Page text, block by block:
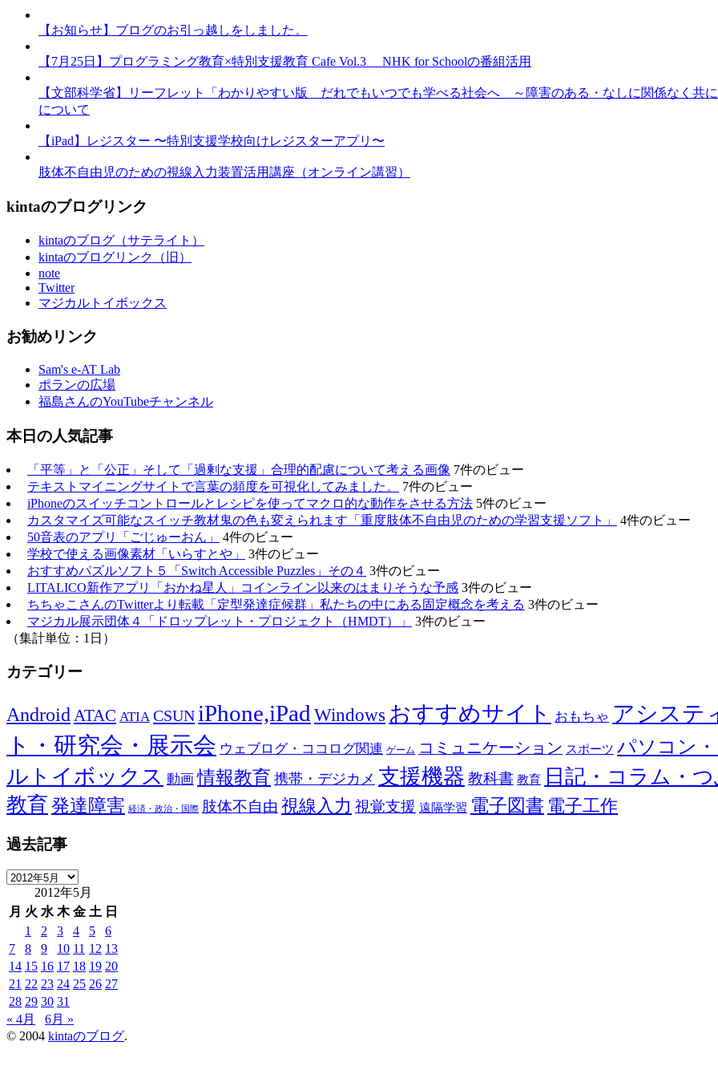
【お知らせ】ブログのお引っ越しをしました。
【7月25日】プログラミング教育×特別支援教育 Cafe Vol.3 NHK for Schoolの番組活用
【文部科学省】リーフレット「わかりやすい版 だれでもいつでも学べる社会へ ～障害のある・なしに関係なく共
について
【iPad】レジスター 〜特別支援学校向けレジスターアプリ〜
肢体不自由児のための視線入力装置活用講座（オンライン講習）
kintaのブログリンク
kintaのブログ（サテライト）
kintaのブログリンク（旧）
note
Twitter
マジカルトイボックス
お勧めリンク
Sam's e-AT Lab
ポランの広場
福島さんのYouTubeチャンネル
本日の人気記事
「平等」と「公正」そして「過剰な支援」合理的配慮について考える画像 7件のビュー
テキストマイニングサイトで言葉の頻度を可視化してみました。
7件のビュー
iPhoneのスイッチコントロールとレシピを使ってマクロ的な動作をさせる方法 5件のビュー
カスタマイズ可能なスイッチ教材鬼の色も変えられます「重度肢体不自由児のための学習支援ソフト」
4件のビュー
50音表のアプリ「ごじゅーおん」
4件のビュー
学校で使える画像素材「いらすとや」
3件のビュー
おすすめパズルソフト５「Switch Accessible Puzzles」その４ 3件のビュー
LITALICO新作アプリ「おかね星人」コインライン以来のはまりそうな予感 3件のビュー
ちちゃこさんのTwitterより転載「定型発達症候群」私たちの中にある固定概念を考える 3件のビュー
マジカル展示団体４「ドロップレット・プロジェクト（HMDT）」
3件のビュー
（集計単位：1日）
カテゴリー
Android ATAC ATIA CSUN iPhone,iPad Windows おすすめサイト おもちゃ アシステ
ト・研究会・展示会 ウェブログ・ココログ関連 ゲーム コミュニケーション スポーツ パソコン
ルトイボックス 動画 情報教育 携帯・デジカメ 支援機器 教科書 教育 日記・コラム・
教育発達障害 経済・政治・国際 肢体不自由 視線入力 視覚支援 遠隔学習 電子図書 電子工作
過去記事
過
記
2012年5月
月 火 水 木 金 土 日
1
2 3 4 5
6
7
8 9 10 11 12 13
14 15 16 17 18 19 20
21 22 23 24 25 26 27
28 29 30 31
« 4月
6月 »
© 2004 kintaのブログ.